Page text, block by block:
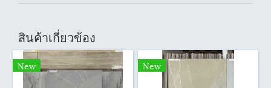
สินค้าเกี่ยวข้อง
New New